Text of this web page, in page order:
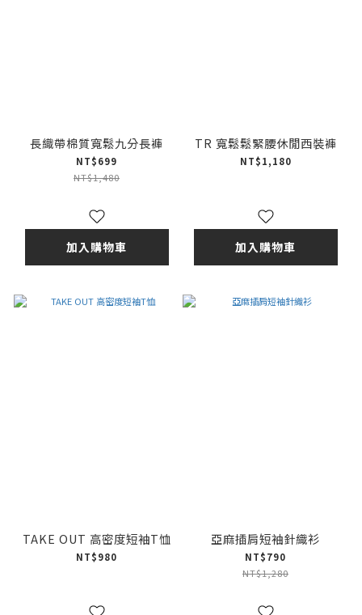
長織帶棉質寬鬆九分長褲
NT$699
NT$1,480
加入購物車
TR 寬鬆鬆緊腰休閒西裝褲
NT$1,180
加入購物車
TAKE OUT 高密度短袖T恤
NT$980
亞麻插肩短袖針織衫
NT$790
NT$1,280